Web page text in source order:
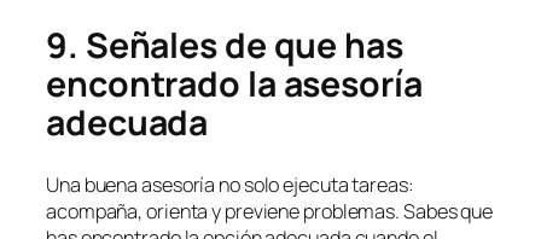
9. Señales de que has
encontrado la asesoría
adecuada
Una buena asesoría no solo ejecuta tareas:
acompaña, orienta y previene problemas. Sabes que